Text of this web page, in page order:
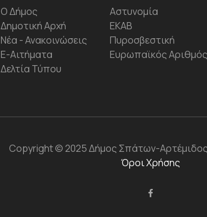
Ο Δήμος
Δημοτική Αρχή
Νέα - Ανακοινώσεις
Ε-Αιτήματα
Δελτία Τύπου
Αστυνομία
ΕΚΑΒ
Πυροσβεστική
Ευρωπαϊκός Αριθμός
Copyright© 2025 Δήμος Σπάτων-Αρτέμιδος
Όροι Χρήσης